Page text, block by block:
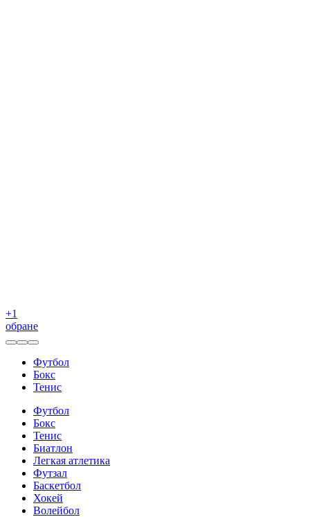
+1
обране
Футбол
Бокс
Тенис
Футбол
Бокс
Тенис
Биатлон
Легкая атлетика
Футзал
Баскетбол
Хокей
Волейбол